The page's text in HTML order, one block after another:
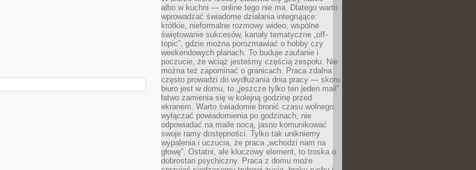
albo w kuchni — online tego nie ma. Dlatego warto
wprowadzać świadome działania integrujące:
krótkie, nieformalne rozmowy wideo, wspólne
świętowanie sukcesów, kanały tematyczne „off-
topic”, gdzie można porozmawiać o hobby czy
weekendowych planach. To buduje zaufanie i
poczucie, że wciąż jesteśmy częścią zespołu. Nie
można też zapominać o granicach. Praca zdalna
często prowadzi do wydłużania dnia pracy — skoro
biuro jest w domu, to „jeszcze tylko ten jeden mail”
łatwo zamienia się w kolejną godzinę przed
ekranem. Warto świadomie bronić czasu wolnego:
wyłączać powiadomienia po godzinach, nie
odpowiadać na maile nocą, jasno komunikować
swoje ramy dostępności. Tylko tak unikniemy
wypalenia i uczucia, że praca „wchodzi nam na
głowę”. Ostatni, ale kluczowy element, to troska o
dobrostan psychiczny. Praca z domu może